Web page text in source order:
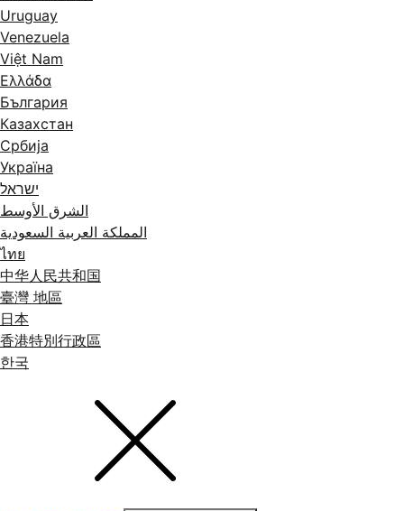
Uruguay
Venezuela
Việt Nam
Ελλάδα
България
Казахстан
Србија
Україна
ישראל
الشرق الأوسط
المملكة العربية السعودية
ไทย
中华人民共和国
臺灣 地區
日本
香港特別行政區
한국